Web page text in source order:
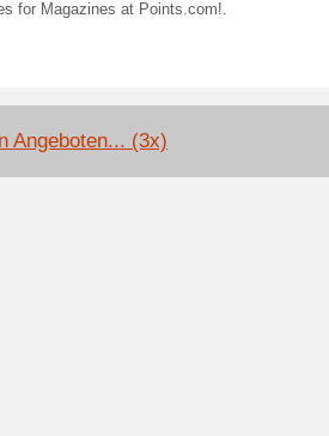
for Magazines at Points.com!.
Angeboten... (3x)